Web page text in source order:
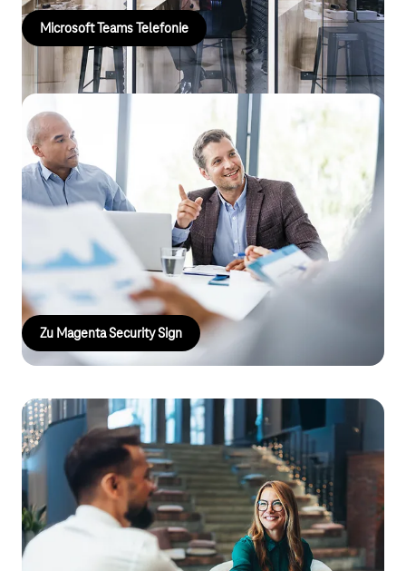
Microsoft Teams Telefonie
Magenta Security Sign
Digitale Geschäftsprozesse brauchen rechtssichere, effiziente
und skalierbare Signaturlösungen. Mit Magenta Security Sign
können Unternehmen aller Branchen Verträge,
Genehmigungen und Dokumente vollständig digital und
gesetzeskonform abwickeln: schnell, sicher und
nutzerfreundlich.
Zu Magenta Security Sign
Swyx X powered by Telekom
Swyx ist mehr als Telefonie. Es ist Business Kommunikation für
den Mittelstand. Zusammenarbeit wird einfacher durch Online-
Meetings und Chat-Messenger. Vorkonfigurierte KI-Features
professionalisieren Prozesse im Handumdrehen, zudem
erhöhen Voice- und Chatbots die Erreichbarkeit.